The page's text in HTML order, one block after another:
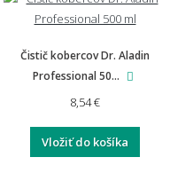
Čistič kobercov Dr. Aladin
Professional 50...
8,54 €
Vložiť do košíka